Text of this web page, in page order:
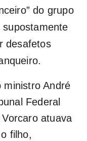
do grupo
supostamente
desafetos
ministro André
Federal
atuava
filho,